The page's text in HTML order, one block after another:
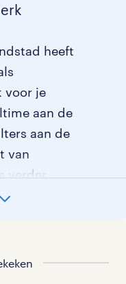
heeft
voor je
aan de
aan de
van
verder
of hier